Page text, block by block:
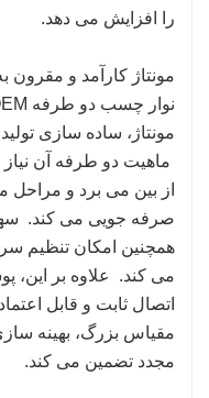
را افزایش می دهد.
مونتاژ کارآمد و مقرون
مونتاژ، ساده سازی
ماهیت دو طرفه آن
از بین می برد و مراحل
صرفه جویی می کند.
همچنین امکان تنظیم
می کند. علاوه بر
اتصال ثابت و قابل
مقیاس بزرگ، بهینه
مجدد تضمین می کند.